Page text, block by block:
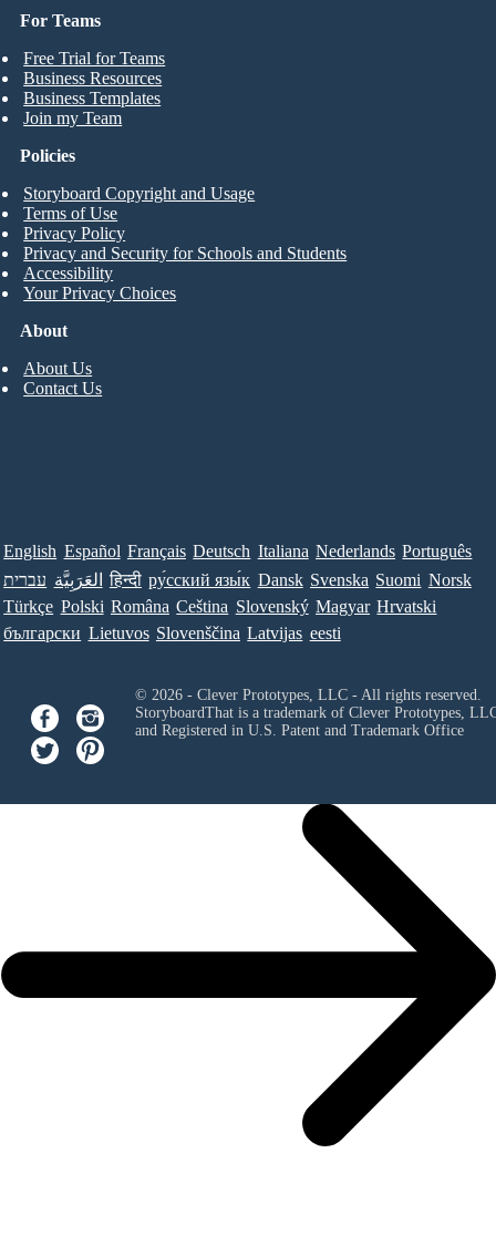
For Teams
Free Trial for Teams
Business Resources
Business Templates
Join my Team
About
About Us
Contact Us
Policies
Storyboard Copyright and Usage
Terms of Use
Privacy Policy
Privacy and Security for Schools and Students
Accessibility
Your Privacy Choices
English Español Français Deutsch Italiana Nederlands Português
עברית العَرَبِيَّة हिन्दी ру́сский язы́к Dansk Svenska Suomi Norsk
Türkçe Polski Româna Ceština Slovenský Magyar Hrvatski
български Lietuvos Slovenščina Latvijas eesti
© 2026 - Clever Prototypes, LLC - All rights reserved.
StoryboardThat is a trademark of Clever Prototypes,
and Registered in U.S. Patent and Trademark Office